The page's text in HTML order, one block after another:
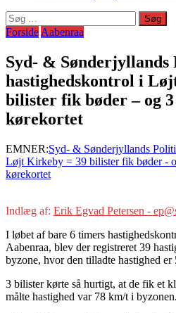
Søg
efter:
Forside Aabenraa
Syd- &
hastighedskontrol i
bilister fik bøder – og
kørekortet
EMNER:Syd- & Sønderjyllands
Løjt Kirkeby = 39 bilister fik bøder -
kørekortet
Indlæg af: Erik Egvad Petersen -
I løbet af bare 6 timers
Aabenraa, blev der registreret 39
byzone, hvor den tilladte hastighed er
3 bilister kørte så hurtigt, at de fik et
målte hastighed var 78 km/t i byzonen.